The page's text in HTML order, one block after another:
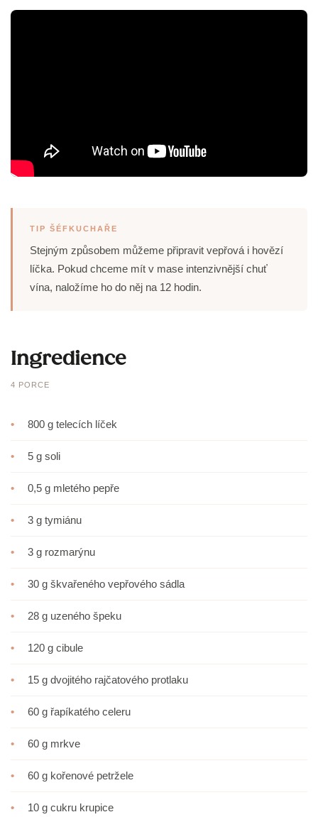
TIP ŠÉFKUCHAŘE
Stejným způsobem můžeme připravit vepřová i hovězí
líčka. Pokud chceme mít v mase intenzivnější chuť
vína, naložíme ho do něj na 12 hodin.
Ingredience
4 PORCE
• 800 g telecích líček
• 5 g soli
• 0,5 g mletého pepře
• 3 g tymiánu
• 3 g rozmarýnu
• 30 g škvařeného vepřového sádla
• 28 g uzeného špeku
• 120 g cibule
• 15 g dvojitého rajčatového protlaku
• 60 g řapíkatého celeru
• 60 g mrkve
• 60 g kořenové petržele
• 10 g cukru krupice